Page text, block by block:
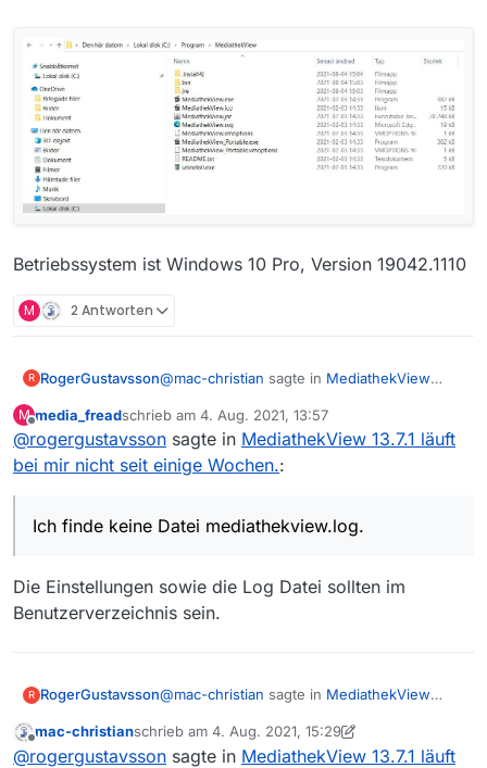
Betriebssystem ist Windows 10 Pro, Version 19042.1110
M 2 Antworten
R RogerGustavsson@mac-christian sagte in MediathekView
Datei mediathekview.log
MediathekView neu installiert. Program
im Osten. Meldung: fehlerhaft
M media_freadschrieb am 4. Aug. 2021, 13:57
zuletzt editiert von
@rogergustavsson sagte in MediathekView 13.7.1 läuft
bei mir nicht seit einige Wochen.:
Ich finde keine Datei mediathekview.log.
Die Einstellungen sowie die Log Datei sollten im
Benutzerverzeichnis sein.
R RogerGustavsson@mac-christian sagte in MediathekView
Datei mediathekview.log
mac-christianschrieb am 4. Aug. 2021, 15:29
zuletzt editiert von mac-christian
@rogergustavsson sagte in MediathekView 13.7.1 läuft